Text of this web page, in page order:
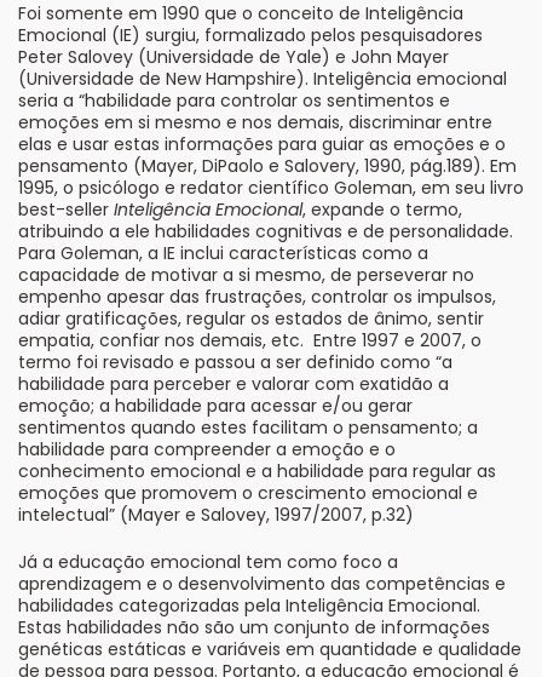
Foi somente em 1990 que o conceito de Inteligência
Emocional (IE) surgiu, formalizado pelos pesquisadores
Peter Salovey (Universidade de Yale) e John Mayer
(Universidade de New Hampshire). Inteligência emocional
seria a “habilidade para controlar os sentimentos e
emoções em si mesmo e nos demais, discriminar entre
elas e usar estas informações para guiar as emoções e o
pensamento (Mayer, DiPaolo e Salovery, 1990, pág.189). Em
1995, o psicólogo e redator científico Goleman, em seu livro
best-seller Inteligência Emocional, expande o termo,
atribuindo a ele habilidades cognitivas e de personalidade.
Para Goleman, a IE inclui características como a
capacidade de motivar a si mesmo, de perseverar no
empenho apesar das frustrações, controlar os impulsos,
adiar gratificações, regular os estados de ânimo, sentir
empatia, confiar nos demais, etc. Entre 1997 e 2007, o
termo foi revisado e passou a ser definido como “a
habilidade para perceber e valorar com exatidão a
emoção; a habilidade para acessar e/ou gerar
sentimentos quando estes facilitam o pensamento; a
habilidade para compreender a emoção e o
conhecimento emocional e a habilidade para regular as
emoções que promovem o crescimento emocional e
intelectual” (Mayer e Salovey, 1997/2007, p.32)
Já a educação emocional tem como foco a
aprendizagem e o desenvolvimento das competências e
habilidades categorizadas pela Inteligência Emocional.
Estas habilidades não são um conjunto de informações
genéticas estáticas e variáveis em quantidade e qualidade
de pessoa para pessoa. Portanto, a educação emocional é